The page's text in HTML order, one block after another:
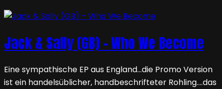
Jack & Sally (GB) – Who We Become
Eine sympathische EP aus England…die Promo Version
ist ein handelsüblicher, handbeschrifteter Rohling….das